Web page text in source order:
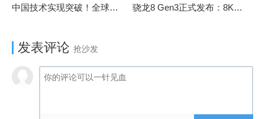
中国技术实现突破！全球最先进的3D NAND存储芯片被发现 骁龙8 Gen3正式发布：8K240手游成真！AI性能飙升98％
发表评论 抢沙发